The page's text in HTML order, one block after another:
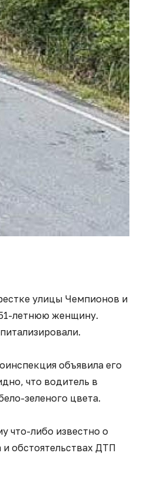
улицы Чемпионов и
летнюю женщину.
объявила его
что водитель в
зеленого цвета.
что-либо известно о
обстоятельствах ДТП